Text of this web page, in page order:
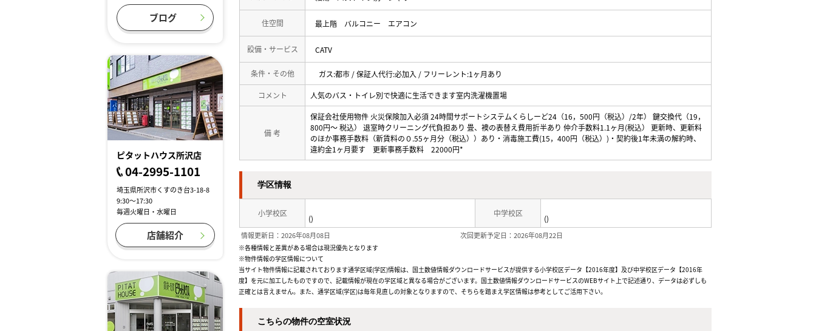
住空間 最上階 バルコニー エアコン
設備・サービス CATV
条件・その他 ガス:都市 / 保証人代行:必加入 / フリーレント:1ヶ月あり
コメント 人気のバス・トイレ別で快適に生活できます室内洗濯機置場
備 考
保証会社使用物件 火災保険加入必須 24時間サポートシステムくらしーど24（16，500円（税込）/2年） 鍵交換代（19，
800円～ 税込） 退室時クリーニング代負担あり 畳、襖の表替え費用折半あり 仲介手数料1.1ヶ月(税込） 更新時、更新料
のほか事務手数料（新賃料の０.55ヶ月分（税込））あり・消毒施工費(15，400円（税込）)・契約後1年未満の解約時、
違約金1ヶ月要す 更新事務手数料 22000円*
学区情報
小学校区
()
中学校区
()
情報更新日：2026年08月08日 次回更新予定日：2026年08月22日
※各種情報と差異がある場合は現況優先となります
※物件情報の学区情報について
当サイト物件情報に記載されております通学区域(学区)情報は、国土数値情報ダウンロードサービスが提供する小学校区データ【2016年度】及び中学校区データ【2016年
度】を元に加工したものですので、記載情報が現在の学区域と異なる場合がございます。国土数値情報ダウンロードサービスのWEBサイト上で記述通り、データは必ずしも
正確とは言えません。また、通学区域(学区)は毎年見直しの対象となりますので、そちらを踏まえ学区情報は参考としてご活用下さい。
こちらの物件の空室状況
ブログ
ピタットハウス所沢店
04-2995-1101
埼玉県所沢市くすのき台3-18-8
9:30～17:30
毎週火曜日・水曜日
店舗紹介